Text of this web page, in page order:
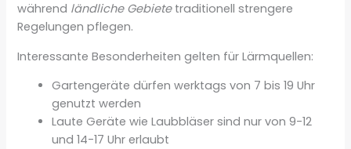
während ländliche Gebietetraditionell strengere
Regelungen pflegen.
Interessante Besonderheiten gelten für Lärmquellen:
Gartengeräte dürfen werktags von 7 bis 19 Uhr
genutzt werden
Laute Geräte wie Laubbläser sind nur von 9-12
und 14-17 Uhr erlaubt